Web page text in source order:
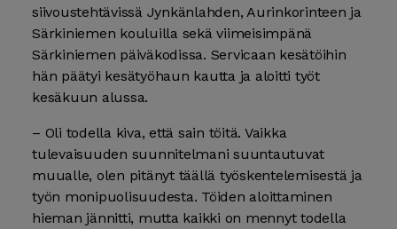
siivoustehtävissä Jynkänlahden, Aurinkorinteen ja
Särkiniemen kouluilla sekä viimeisimpänä
Särkiniemen päiväkodissa. Servicaan kesätöihin
hän päätyi kesätyöhaun kautta ja aloitti työt
kesäkuun alussa.
– Oli todella kiva, että sain töitä. Vaikka
tulevaisuuden suunnitelmani suuntautuvat
muualle, olen pitänyt täällä työskentelemisestä ja
työn monipuolisuudesta. Töiden aloittaminen
hieman jännitti, mutta kaikki on mennyt todella